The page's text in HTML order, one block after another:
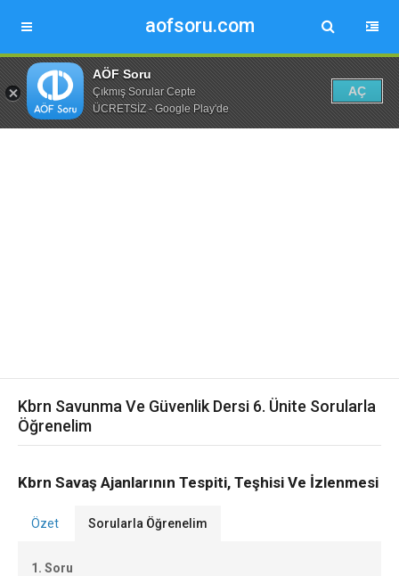
aofsoru.com
AÖF Soru
Çıkmış Sorular Cepte
ÜCRETSİZ - Google Play'de
AÇ
Kbrn Savunma Ve Güvenlik Dersi 6. Ünite Sorularla
Öğrenelim
Kbrn Savaş Ajanlarının Tespiti, Teşhisi Ve İzlenmesi
Özet Sorularla Öğrenelim
1. Soru